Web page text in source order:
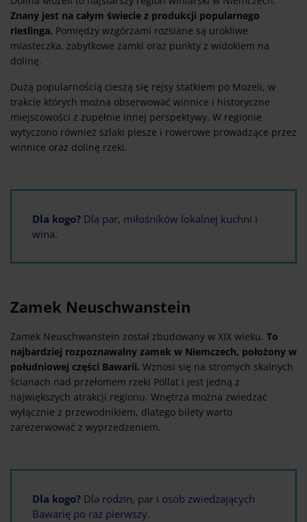
Znany jest na całym świecie z produkcji popularnego
rieslinga. Pomiędzy wzgórzami rozsiane są urokliwe
miasteczka, zabytkowe zamki oraz punkty z widokiem na
dolinę.
Dużą popularnością cieszą się rejsy statkiem po Mozeli, w
trakcie których można obserwować winnice i historyczne
miejscowości z zupełnie innej perspektywy. W regionie
wytyczono również szlaki piesze i rowerowe prowadzące przez
winnice oraz dolinę rzeki.
Dla kogo? Dla par, miłośników lokalnej kuchni i
wina.
Zamek Neuschwanstein
Zamek Neuschwanstein został zbudowany w XIX wieku. To
najbardziej rozpoznawalny zamek w Niemczech, położony w
południowej części Bawarii. Wznosi się na stromych skalnych
ścianach nad przełomem rzeki Pöllat i jest jedną z
największych atrakcji regionu. Wnętrza można zwiedzać
wyłącznie z przewodnikiem, dlatego bilety warto
zarezerwować z wyprzedzeniem.
Dla kogo? Dla rodzin, par i osób zwiedzających
Bawarię po raz pierwszy.